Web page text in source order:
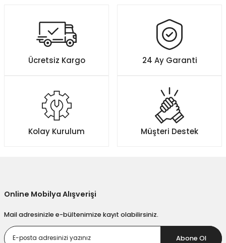
Görüş ve önerileriniz için teşekkür ederiz.
Ürün resmi kalitesiz, bozuk veya görüntülenemiyor.
Ürün açıklamasında eksik bilgiler bulunuyor.
Ürün fiyatı diğer sitelerden daha pahalı.
Bu ürüne benzer farklı alternatifler olmalı.
Ücretsiz Kargo 24 Ay Garanti
Kolay Kurulum Müşteri Destek
Online Mobilya Alışverişi
Mail adresinizle e-bültenimize kayıt olabilirsiniz.
Abone Ol